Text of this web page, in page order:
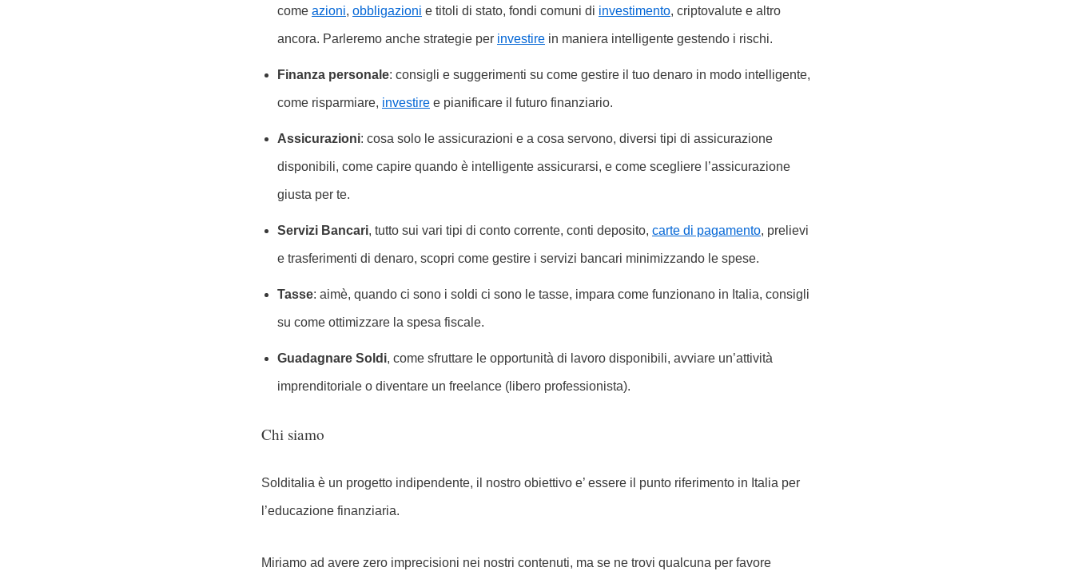
come azioni, obbligazioni e titoli di stato, fondi comuni di investimento, criptovalute e altro
ancora. Parleremo anche strategie per investire in maniera intelligente gestendo i rischi.
Finanza personale: consigli e suggerimenti su come gestire il tuo denaro in modo intelligente,
come risparmiare, investire e pianificare il futuro finanziario.
Assicurazioni: cosa solo le assicurazioni e a cosa servono, diversi tipi di assicurazione
disponibili, come capire quando è intelligente assicurarsi, e come scegliere l’assicurazione
giusta per te.
Servizi Bancari, tutto sui vari tipi di conto corrente, conti deposito, carte di pagamento, prelievi
e trasferimenti di denaro, scopri come gestire i servizi bancari minimizzando le spese.
Tasse: aimè, quando ci sono i soldi ci sono le tasse, impara come funzionano in Italia, consigli
su come ottimizzare la spesa fiscale.
Guadagnare Soldi, come sfruttare le opportunità di lavoro disponibili, avviare un’attività
imprenditoriale o diventare un freelance (libero professionista).
Chi siamo
Solditalia è un progetto indipendente, il nostro obiettivo e’ essere il punto riferimento in Italia per
l’educazione finanziaria.
Miriamo ad avere zero imprecisioni nei nostri contenuti, ma se ne trovi qualcuna per favore